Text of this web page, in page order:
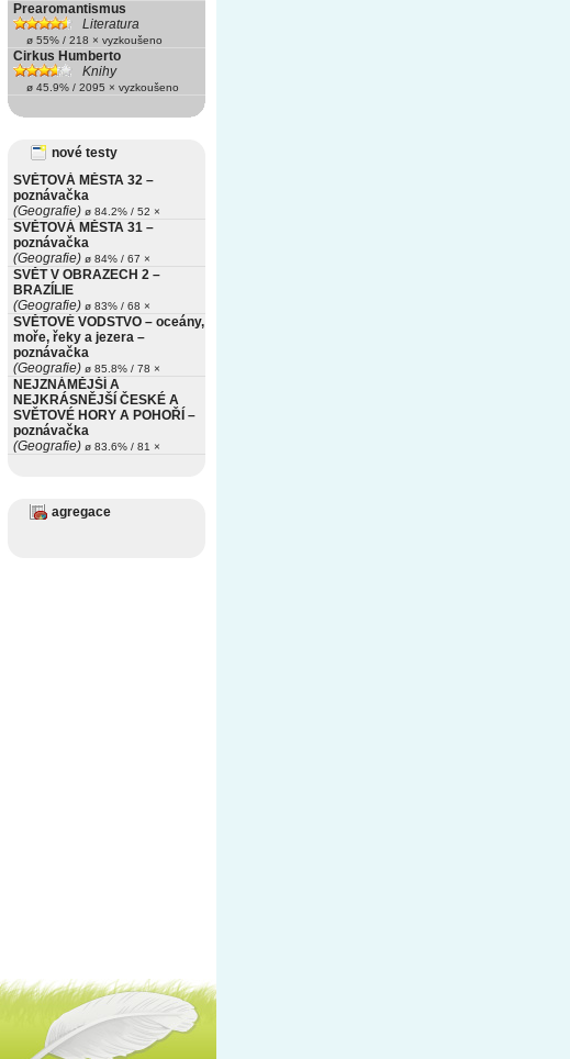
Prearomantismus
Literatura
ø 55% / 218 × vyzkoušeno
Cirkus Humberto
Knihy
ø 45.9% / 2095 × vyzkoušeno
nové testy
SVĚTOVÁ MĚSTA 32 –
poznávačka
(Geografie) ø 84.2% / 52 ×
SVĚTOVÁ MĚSTA 31 –
poznávačka
(Geografie) ø 84% / 67 ×
SVĚT V OBRAZECH 2 –
BRAZÍLIE
(Geografie) ø 83% / 68 ×
SVĚTOVÉ VODSTVO – oceány,
moře, řeky a jezera –
poznávačka
(Geografie) ø 85.8% / 78 ×
NEJZNÁMĚJŠÍ A
NEJKRÁSNĚJŠÍ ČESKÉ A
SVĚTOVÉ HORY A POHOŘÍ –
poznávačka
(Geografie) ø 83.6% / 81 ×
agregace